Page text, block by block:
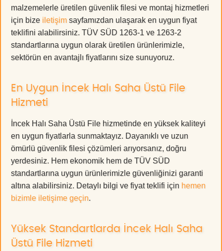
malzemelerle üretilen güvenlik filesi ve montaj hizmetleri
için bize iletişim sayfamızdan ulaşarak en uygun fiyat
teklifini alabilirsiniz. TÜV SÜD 1263-1 ve 1263-2
standartlarına uygun olarak üretilen ürünlerimizle,
sektörün en avantajlı fiyatlarını size sunuyoruz.
En Uygun İncek Halı Saha Üstü File
Hizmeti
İncek Halı Saha Üstü File hizmetinde en yüksek kaliteyi
en uygun fiyatlarla sunmaktayız. Dayanıklı ve uzun
ömürlü güvenlik filesi çözümleri arıyorsanız, doğru
yerdesiniz. Hem ekonomik hem de TÜV SÜD
standartlarına uygun ürünlerimizle güvenliğinizi garanti
altına alabilirsiniz. Detaylı bilgi ve fiyat teklifi için hemen
bizimle iletişime geçin.
Yüksek Standartlarda İncek Halı Saha
Üstü File Hizmeti